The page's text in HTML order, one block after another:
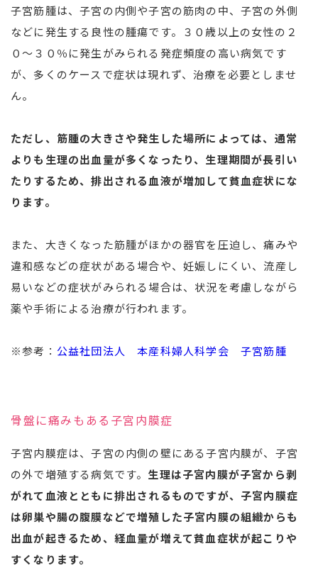
子宮筋腫は、子宮の内側や子宮の筋肉の中、子宮の外側
などに発生する良性の腫瘍です。３０歳以上の女性の２
０～３０％に発生がみられる発症頻度の高い病気です
が、多くのケースで症状は現れず、治療を必要としませ
ん。
ただし、筋腫の大きさや発生した場所によっては、通常
よりも生理の出血量が多くなったり、生理期間が長引い
たりするため、排出される血液が増加して貧血症状にな
ります。
また、大きくなった筋腫がほかの器官を圧迫し、痛みや
違和感などの症状がある場合や、妊娠しにくい、流産し
易いなどの症状がみられる場合は、状況を考慮しながら
薬や手術による治療が行われます。
※参考： 公益社団法人 本産科婦人科学会 子宮筋腫
骨盤に痛みもある子宮内膜症
子宮内膜症は、子宮の内側の壁にある子宮内膜が、子宮
の外で増殖する病気です。 生理は子宮内膜が子宮から剥
がれて血液とともに排出されるものですが、子宮内膜症
は卵巣や腸の腹膜などで増殖した子宮内膜の組織からも
出血が起きるため、経血量が増えて貧血症状が起こりや
すくなります。